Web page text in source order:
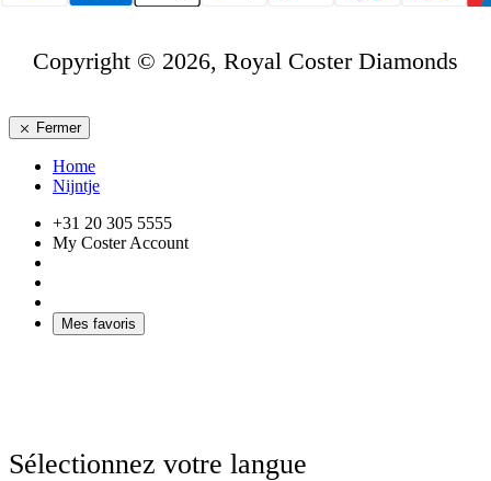
Copyright © 2026, Royal Coster Diamonds
Fermer
Home
Nijntje
+31 20 305 5555
My Coster Account
Mes favoris
Sélectionnez votre langue